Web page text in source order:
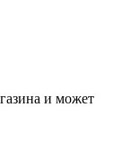
и может